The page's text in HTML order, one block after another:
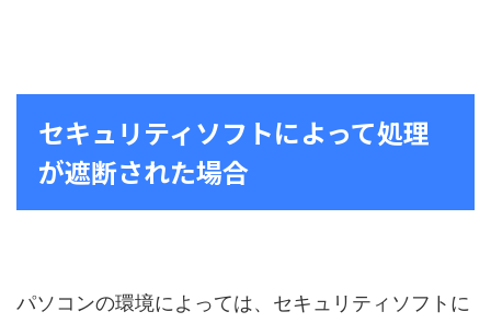
セキュリティソフトによって処理
が遮断された場合
パソコンの環境によっては、セキュリティソフトに